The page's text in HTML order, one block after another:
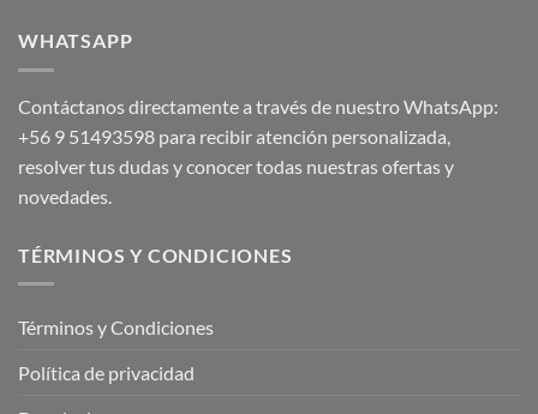
WHATSAPP
Contáctanos directamente a través de nuestro WhatsApp:
+56 9 51493598 para recibir atención personalizada,
resolver tus dudas y conocer todas nuestras ofertas y
novedades.
TÉRMINOS Y CONDICIONES
Términos y Condiciones
Política de privacidad